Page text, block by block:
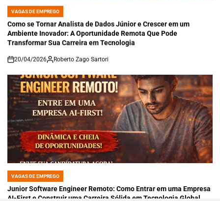
POSTED
IN
VAGAS DE EMPREGO
Como se Tornar Analista de Dados Júnior e Crescer em um
Ambiente Inovador: A Oportunidade Remota Que Pode
Transformar Sua Carreira em Tecnologia
on
20/04/2026 Roberto Zago Sartori
POSTED
IN
VAGAS DE EMPREGO
Junior Software Engineer Remoto: Como Entrar em uma Empresa
AI-First e Construir uma Carreira Sólida em Tecnologia Global